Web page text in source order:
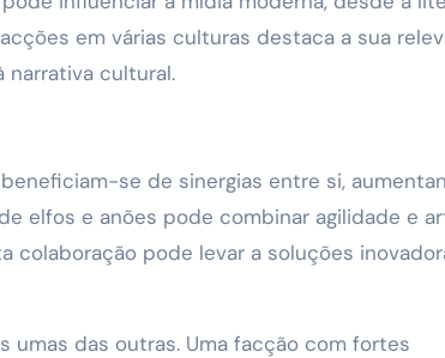
em várias culturas destaca a sua
narrativa cultural.
se de sinergias entre si,
elfos e anões pode combinar agilidade e
colaboração pode levar a soluções
umas das outras. Uma facção com fortes